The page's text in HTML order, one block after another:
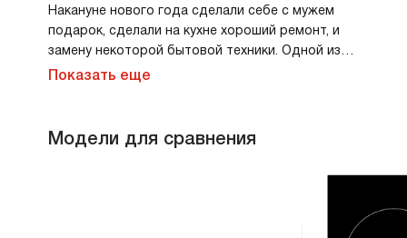
Накануне нового года сделали себе с мужем
подарок, сделали на кухне хороший ремонт, и
замену некоторой бытовой техники. Одной из
покупок стала индукционная варочная панель.
Считаю мы сделали прекрасный выбор. Панель
выглядит современно, черная матовая
рабочих зон, таймер отключения. Пользоваться
Показать еще
Модели для сравнения